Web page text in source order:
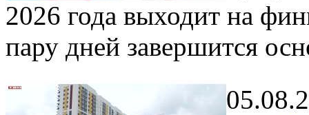
2026 года выходит на
пару дней завершится